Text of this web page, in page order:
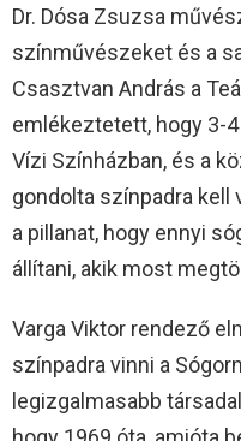
Dr. Dósa Zsuzsa
színművészeket és a
Csasztvan András a
emlékeztetett, hogy 3-
Vízi Színházban, és a
gondolta színpadra kell
a pillanat, hogy ennyi
állítani, akik most
Varga Viktor rendező
színpadra vinni a
legizgalmasabb